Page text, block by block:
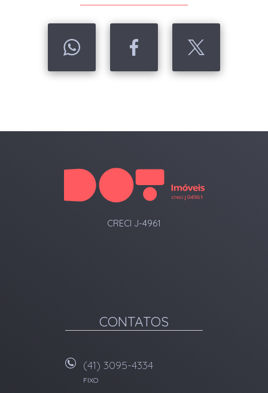
CRECI J-4961
CONTATOS
(41) 3095-4334
FIXO